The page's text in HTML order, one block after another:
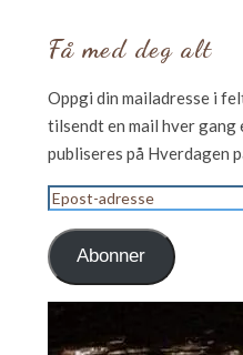
Få med deg alt
Oppgi din mailadresse i
tilsendt en mail hver
publiseres på Hverdagen
Epost-
adresse
Abonner